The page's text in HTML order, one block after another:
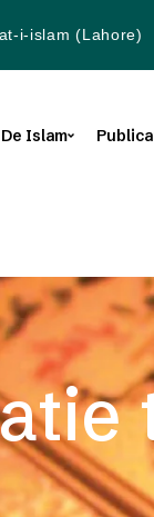
i-islam (Lahore)
De Islam